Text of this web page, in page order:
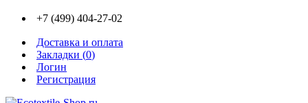
+7 (499) 404-27-02
Доставка и оплата
Закладки (0)
Логин
Регистрация